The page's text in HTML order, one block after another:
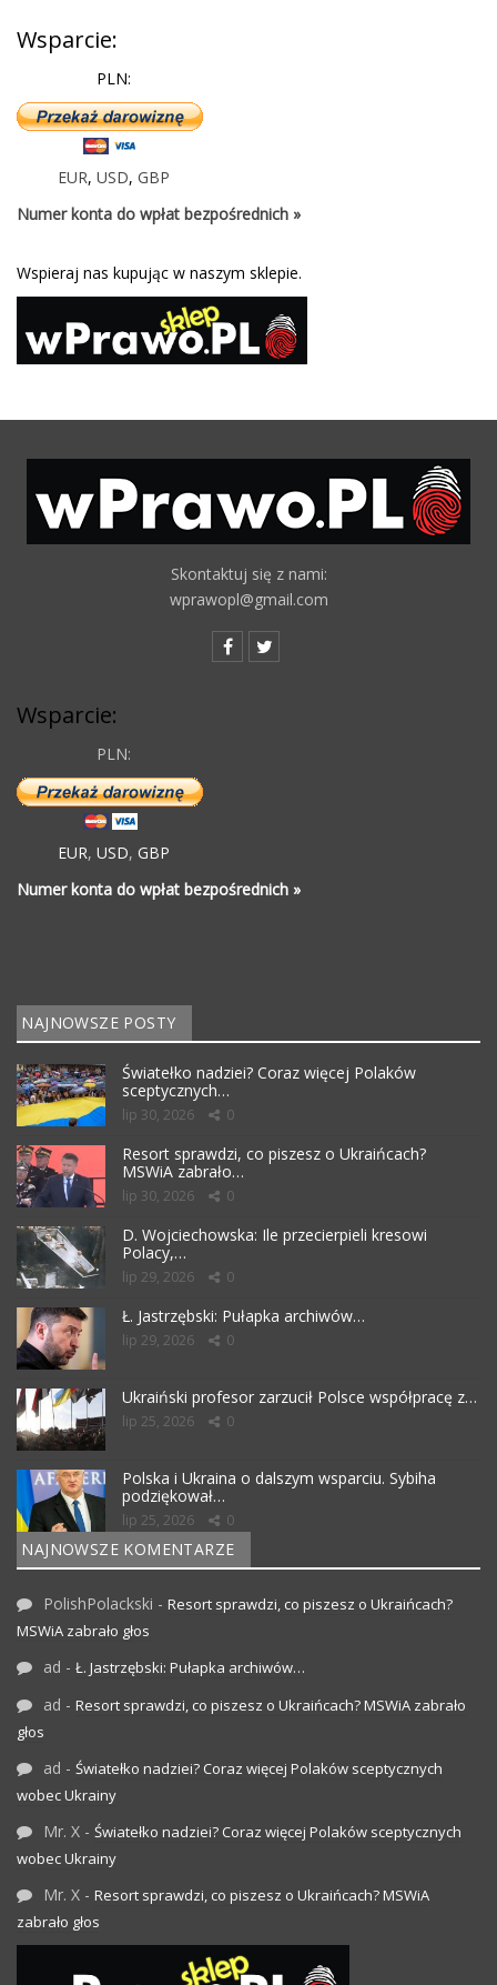
Wsparcie:
PLN:
EUR, USD, GBP
Numer konta do wpłat bezpośrednich »
Wspieraj nas kupując w naszym sklepie.
Skontaktuj się z nami:
wprawopl@gmail.com
Wsparcie:
PLN:
EUR, USD, GBP
Numer konta do wpłat bezpośrednich »
NAJNOWSZE POSTY
Światełko nadziei? Coraz więcej Polaków
sceptycznych…
lip 30, 2026 0
Resort sprawdzi, co piszesz o Ukraińcach?
MSWiA zabrało…
lip 30, 2026 0
D. Wojciechowska: Ile przecierpieli kresowi
Polacy,…
lip 29, 2026 0
Ł. Jastrzębski: Pułapka archiwów…
lip 29, 2026 0
Ukraiński profesor zarzucił Polsce współpracę z…
lip 25, 2026 0
Polska i Ukraina o dalszym wsparciu. Sybiha
podziękował…
lip 25, 2026 0
NAJNOWSZE KOMENTARZE
PolishPolackski - Resort sprawdzi, co piszesz o Ukraińcach?
MSWiA zabrało głos
ad - Ł. Jastrzębski: Pułapka archiwów…
ad - Resort sprawdzi, co piszesz o Ukraińcach? MSWiA zabrało
głos
ad - Światełko nadziei? Coraz więcej Polaków sceptycznych
wobec Ukrainy
Mr. X - Światełko nadziei? Coraz więcej Polaków sceptycznych
wobec Ukrainy
Mr. X - Resort sprawdzi, co piszesz o Ukraińcach? MSWiA
zabrało głos